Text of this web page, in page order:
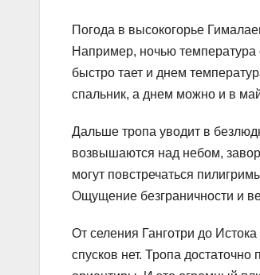
Погода в высокогорье
Например, ночью температура
быстро тает и днем
спальник, а днем можно и в
Дальше тропа уводит в
возвышаются над небом,
могут повстречаться
Ощущение безграничности и
От селения Ганготри до
спусков нет. Тропа